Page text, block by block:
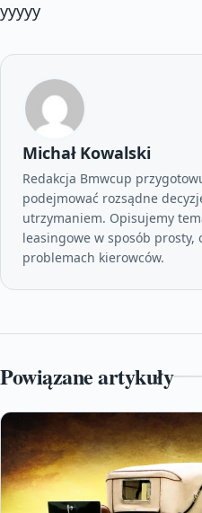
yyyyy
Michał Kowalski
Redakcja Bmwcup
podejmować rozsądne
utrzymaniem. Opisujemy
leasingowe w sposób
problemach kierowców.
Powiązane artykuły